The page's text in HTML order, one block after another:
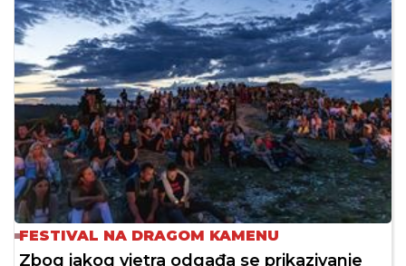
FESTIVAL NA DRAGOM KAMENU
Zbog jakog vjetra odgađa se prikazivanje